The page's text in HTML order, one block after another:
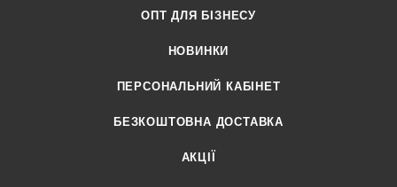
ОПТ ДЛЯ БІЗНЕСУ
НОВИНКИ
ПЕРСОНАЛЬНИЙ КАБІНЕТ
БЕЗКОШТОВНА ДОСТАВКА
АКЦІЇ